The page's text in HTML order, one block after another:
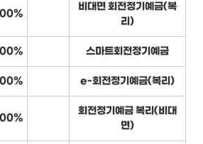
비대면 회전정기예금(복
리)
스마트회전정기예금
e-회전정기예금(복리)
회전정기예금 복리(비대
면)